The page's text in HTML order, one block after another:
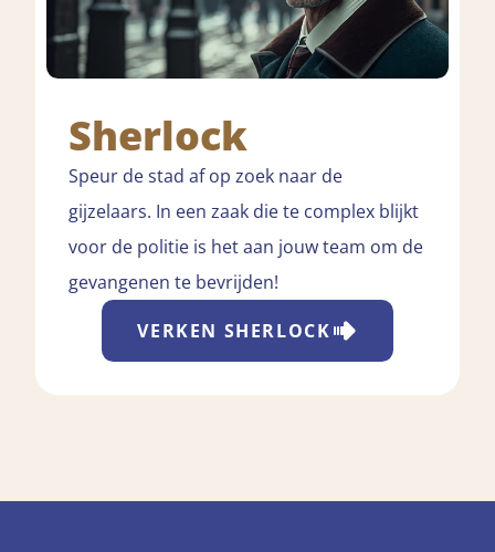
Sherlock
Speur de stad af op zoek naar de
gijzelaars. In een zaak die te complex blijkt
voor de politie is het aan jouw team om de
gevangenen te bevrijden!
VERKEN SHERLOCK